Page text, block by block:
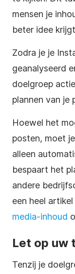
mensen je
beter idee
Zodra je je
geanalyseerd
doelgroep
plannen van je
Hoewel het
posten, moet
alleen
bespaart het
andere
een heel
media-inhoud
Let op uw
Tenzij je